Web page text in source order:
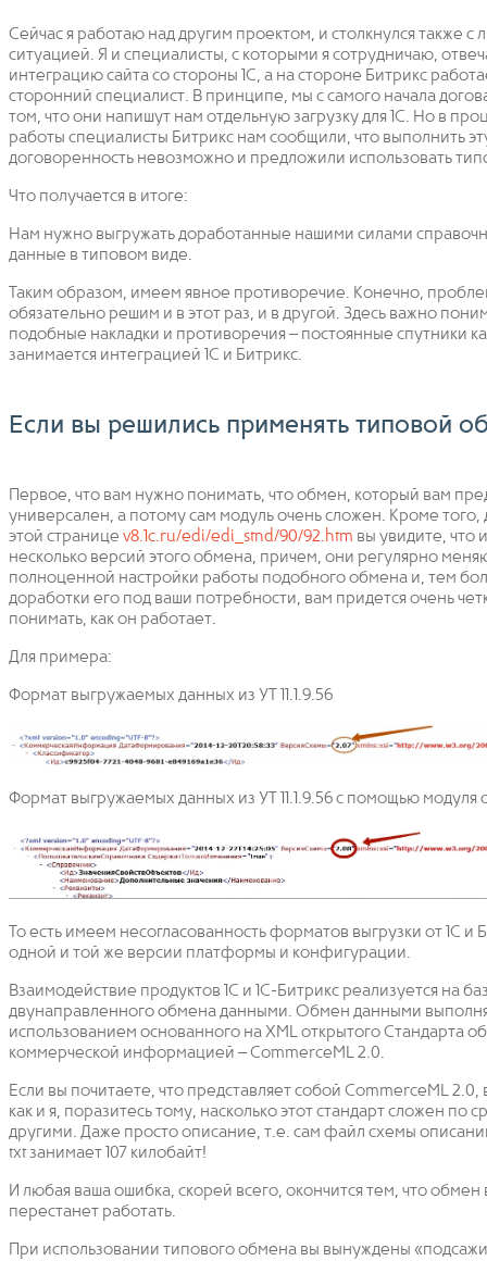
Сейчас я работаю над другим проектом, и столкнулся также
ситуацией. Я и специалисты, с которыми я сотрудничаю,
интеграцию сайта со стороны 1С, а на стороне Битрикс
сторонний специалист. В принципе, мы с самого начала
том, что они напишут нам отдельную загрузку для 1С. Но в
работы специалисты Битрикс нам сообщили, что выполнить
договоренность невозможно и предложили использовать
Что получается в итоге:
Нам нужно выгружать доработанные нашими силами
данные в типовом виде.
Таким образом, имеем явное противоречие. Конечно,
обязательно решим и в этот раз, и в другой. Здесь важно
подобные накладки и противоречия – постоянные спутники
занимается интеграцией 1С и Битрикс.
Если вы решились применять типовой
Первое, что вам нужно понимать, что обмен, который вам
универсален, а потому сам модуль очень сложен. Кроме того,
этой странице v8.1c.ru/edi/edi_stnd/90/92.htm вы увидите, что
несколько версий этого обмена, причем, они регулярно
полноценной настройки работы подобного обмена и, тем
доработки его под ваши потребности, вам придется очень
понимать, как он работает.
Для примера:
Формат выгружаемых данных из УТ 11.1.9.56
Формат выгружаемых данных из УТ 11.1.9.56 с помощью модуля
То есть имеем несогласованность форматов выгрузки от 1С и
одной и той же версии платформы и конфигурации.
Взаимодействие продуктов 1С и 1С-Битрикс реализуется на
двунаправленного обмена данными. Обмен данными
использованием основанного на XML открытого Стандарта
коммерческой информацией – CommerceML 2.0.
Если вы почитаете, что представляет собой CommerceML 2.0,
как и я, поразитесь тому, насколько этот стандарт сложен по
другими. Даже просто описание, т.е. сам файл схемы
txt занимает 107 килобайт!
И любая ваша ошибка, скорей всего, окончится тем, что
перестанет работать.
При использовании типового обмена вы вынуждены